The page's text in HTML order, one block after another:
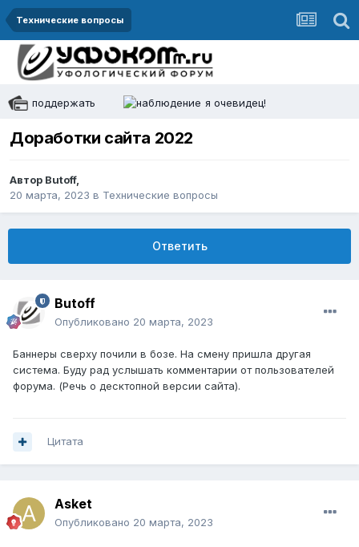
Технические вопросы
поддержать я очевидец!
Доработки сайта 2022
Автор Butoff,
20 марта, 2023 в Технические вопросы
Ответить
Butoff
Опубликовано 20 марта, 2023
Баннеры сверху почили в бозе. На смену пришла другая
система. Буду рад услышать комментарии от пользователей
форума. (Речь о десктопной версии сайта).
Цитата
Asket
Опубликовано 20 марта, 2023